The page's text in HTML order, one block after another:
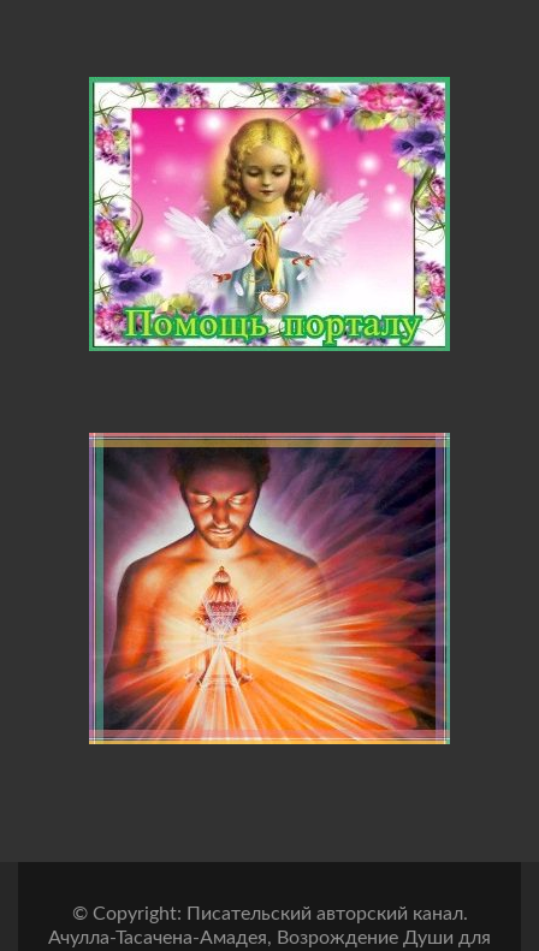
© Copyright: Писательский авторский канал.
Ачулла-Тасачена-Амадея, Возрождение Души для